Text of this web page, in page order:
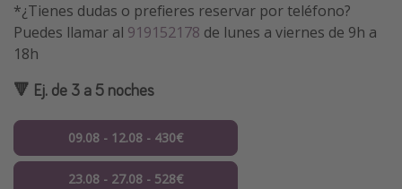
*¿Tienes dudas o prefieres reservar por teléfono?
Puedes llamar al 919152178 de lunes a viernes de 9h a
18h
🔻 Ej. de 3 a 5 noches
09.08 - 12.08 - 430€
23.08 - 27.08 - 528€